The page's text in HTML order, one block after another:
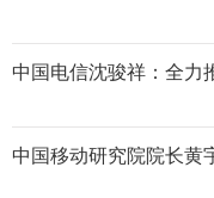
中国电信沈骏祥：全力
中国移动研究院院长黄